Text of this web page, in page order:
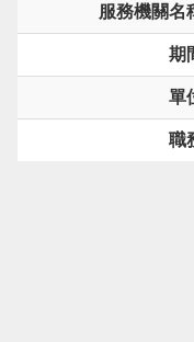
服務機關名
期
單
職